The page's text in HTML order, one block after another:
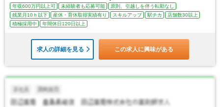
年収600万円以上可 未経験者も応募可能
原則、引越しを伴う転勤なし
残業月10ｈ以下
産休・育休取得実績有り スキルアップ 駅チカ
店舗数30以上
積極採用中
年間休日120日以上
求人の詳細を見る この求人に興味がある